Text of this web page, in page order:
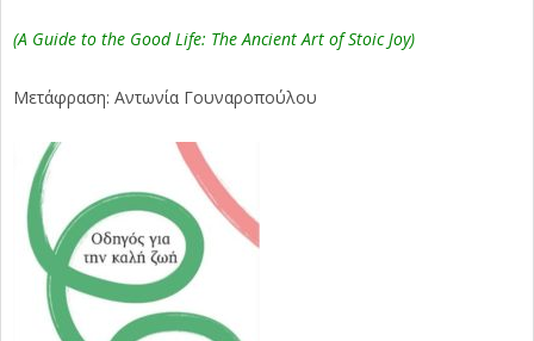
(A Guide to the Good Life: The Ancient Art of Stoic Joy)
Μετάφραση: Αντωνία Γουναροπούλου